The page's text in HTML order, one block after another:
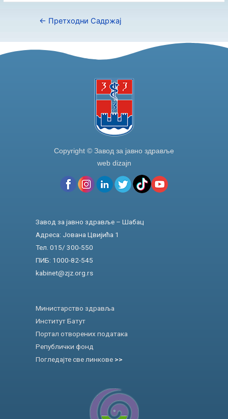
← Претходни Садржај
Copyright © Завод за јавно здравље
web dizajn
Завод за јавно здравље – Шабац
Адреса: Јована Цвијића 1
Тел. 015/ 300-550
ПИБ: 1000-82-545
kabinet@zjz.org.rs
Министарство здравља
Институт Батут
Портал отворених података
Републички фонд
Погледајте све линкове >>